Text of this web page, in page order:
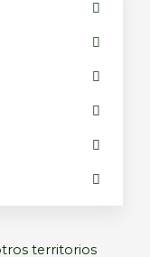
territorios